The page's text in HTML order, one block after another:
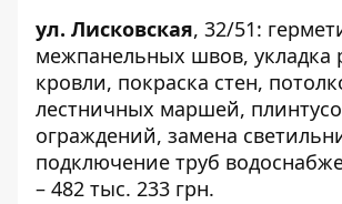
ул. Лисковская, 32/51:
межпанельных швов, укладка
кровли, покраска стен,
лестничных маршей,
ограждений, замена
подключение труб
– 482 тыс. 233 грн.